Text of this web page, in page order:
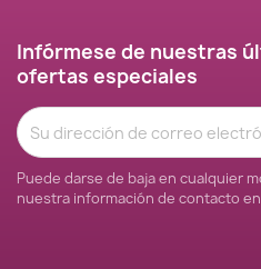
Infórmese de nuestras
ofertas especiales
Puede darse de baja en cualquier
nuestra información de contacto